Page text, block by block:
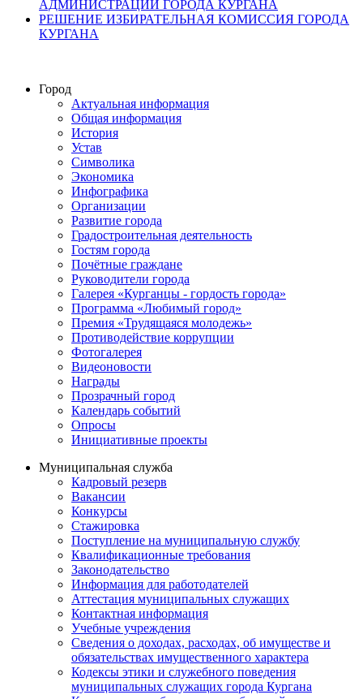
АДМИНИСТРАЦИИ ГОРОДА КУРГАНА
РЕШЕНИЕ ИЗБИРАТЕЛЬНАЯ КОМИССИЯ ГОРОДА
КУРГАНА
Город
Актуальная информация
Общая информация
История
Устав
Символика
Экономика
Инфографика
Организации
Развитие города
Градостроительная деятельность
Гостям города
Почётные граждане
Руководители города
Галерея «Курганцы - гордость города»
Программа «Любимый город»
Премия «Трудящаяся молодежь»
Противодействие коррупции
Фотогалерея
Видеоновости
Награды
Прозрачный город
Календарь событий
Опросы
Инициативные проекты
Муниципальная служба
Кадровый резерв
Вакансии
Конкурсы
Стажировка
Поступление на муниципальную службу
Квалификационные требования
Законодательство
Информация для работодателей
Аттестация муниципальных служащих
Контактная информация
Учебные учреждения
Сведения о доходах, расходах, об имуществе и
обязательствах имущественного характера
Кодексы этики и служебного поведения
муниципальных служащих города Кургана